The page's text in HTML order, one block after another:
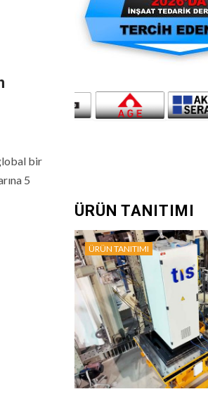
bir
5
ÜRÜN TANITIMI
ÜRÜN TANITIMI